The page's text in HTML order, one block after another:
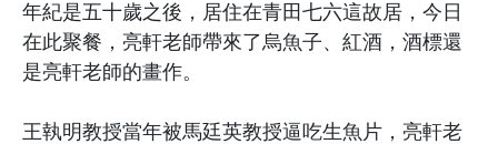
年紀是五十歲之後，居住在青田七六這故居，今日
在此聚餐，亮軒老師帶來了烏魚子、紅酒，酒標還
是亮軒老師的畫作。
王執明教授當年被馬廷英教授逼吃生魚片，亮軒老